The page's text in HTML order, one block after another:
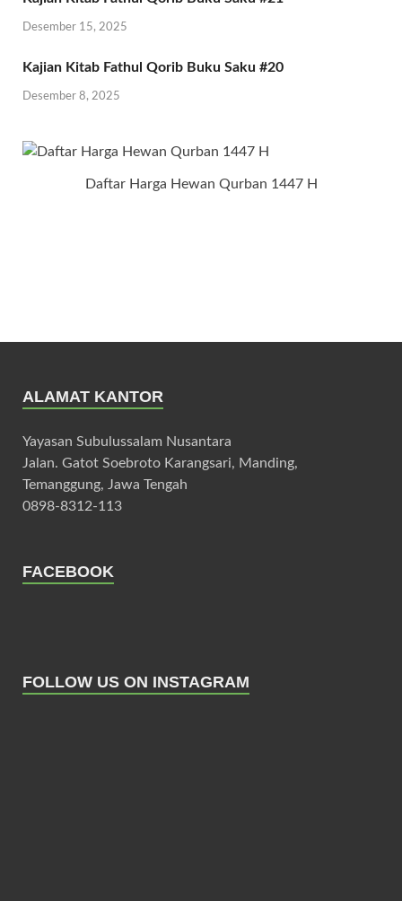
Desember 15, 2025
Kajian Kitab Fathul Qorib Buku Saku #20
Desember 8, 2025
Daftar Harga Hewan Qurban 1447 H
ALAMAT KANTOR
Yayasan Subulussalam Nusantara
Jalan. Gatot Soebroto Karangsari, Manding,
Temanggung, Jawa Tengah
0898-8312-113
FACEBOOK
FOLLOW US ON INSTAGRAM